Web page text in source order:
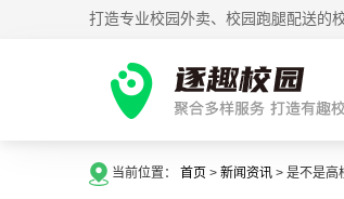
打造专业校园外卖、校园跑腿配送的
当前位置： 首页 > 新闻资讯 > 是不是高